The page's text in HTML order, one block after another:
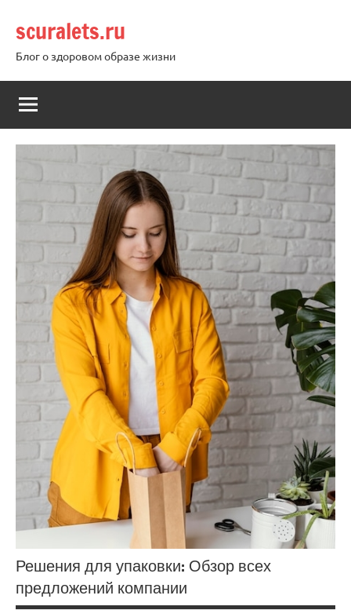
содержимому
scuralets.ru
Блог о здоровом образе жизни
Решения для упаковки: Обзор всех
предложений компании